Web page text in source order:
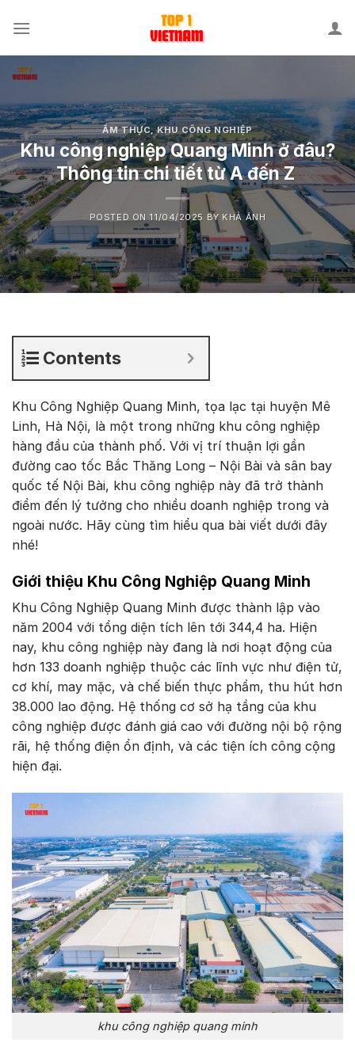
ẨM THỰC,KHU CÔNG NGHIỆP
Khu công nghiệp Quang Minh ở đâu?
Thông tin chi tiết từ A đến Z
POSTED ON 11/04/2025 BY KHẢ ÁNH
Contents
Khu Công Nghiệp Quang Minh, tọa lạc tại huyện Mê
Linh, Hà Nội, là một trong những khu công nghiệp
hàng đầu của thành phố. Với vị trí thuận lợi gần
đường cao tốc Bắc Thăng Long – Nội Bài và sân bay
quốc tế Nội Bài, khu công nghiệp này đã trở thành
điểm đến lý tưởng cho nhiều doanh nghiệp trong và
ngoài nước. Hãy cùng tìm hiểu qua bài viết dưới đây
nhé!
Giới thiệu Khu Công Nghiệp Quang Minh
Khu Công Nghiệp Quang Minh được thành lập vào
năm 2004 với tổng diện tích lên tới 344,4 ha. Hiện
nay, khu công nghiệp này đang là nơi hoạt động của
hơn 133 doanh nghiệp thuộc các lĩnh vực như điện tử,
cơ khí, may mặc, và chế biến thực phẩm, thu hút hơn
38.000 lao động. Hệ thống cơ sở hạ tầng của khu
công nghiệp được đánh giá cao với đường nội bộ rộng
rãi, hệ thống điện ổn định, và các tiện ích công cộng
hiện đại.
khu công nghiệp quang minh